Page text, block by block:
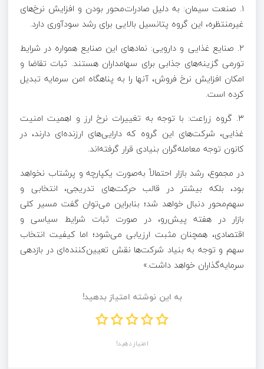
۱. صنعت سیمان: به دلیل صادرات‌محور بودن و افزایش نرخ‌های
غیرمنتظره، این گروه پتانسیل بالایی برای رشد سودآوری دارد.
۲. صنایع غذایی و دارویی: نماد‌های این صنایع همواره در شرایط
تورمی گزینه‌های جذابی برای سهامداران هستند. ثبات تقاضا و
امکان افزایش نرخ فروش، آنها را به پناهگاه امن سرمایه تبدیل
کرده است.
۳. گروه زراعت: با توجه به تغییرات نرخ ارز و اهمیت امنیت
غذایی، شرکت‌های این گروه که دارایی‌های ارزنده‌ای دارند، در
کانون توجه معامله‌گران بنیادی قرار گرفته‌اند.
در مجموع، رشد بازار احتمالاً به‌صورت یکپارچه و پرشتاب نخواهد
بود، بلکه بیشتر در قالب حرکت‌های تدریجی، انتخابی و
سهم‌محور دنبال خواهد شد؛ بنابراین می‌توان گفت مسیر کلی
بازار در هفته پیش‌رو، در صورت ثبات شرایط سیاسی و
اقتصادی، همچنان مثبت ارزیابی می‌شود؛ اما کیفیت انتخاب
سهم و توجه به بنیاد شرکت‌ها نقش تعیین‌کننده‌ای در بازدهی
سرمایه‌گذاران خواهد داشت.»
به این نوشته امتیاز بدهید!
امتیاز دهید!